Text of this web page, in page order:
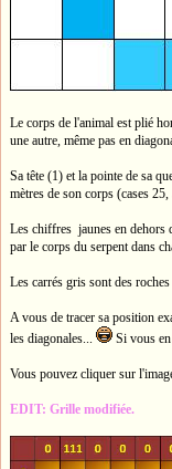
Le corps de l'animal est plié
une autre, même pas en
Sa tête (1) et la pointe de sa
mètres de son corps (cases
Les chiffres jaunes en dehors
par le corps du serpent dans
Les carrés gris sont des
A vous de tracer sa position
les diagonales...
Si vous
Vous pouvez cliquer sur
EDIT: Grille modifiée.